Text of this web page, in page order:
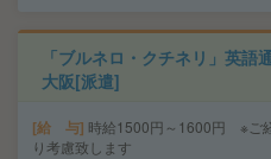
「ブルネロ・クチネリ」英
大阪[派遣]
給 与 時給1500円～1600円 ※ご
り考慮致します